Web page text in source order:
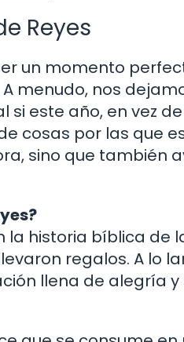
Reyes
un momento
menudo, nos
si este año, en vez
cosas por las que
sino que también
la historia bíblica de
regalos. A lo
llena de alegría